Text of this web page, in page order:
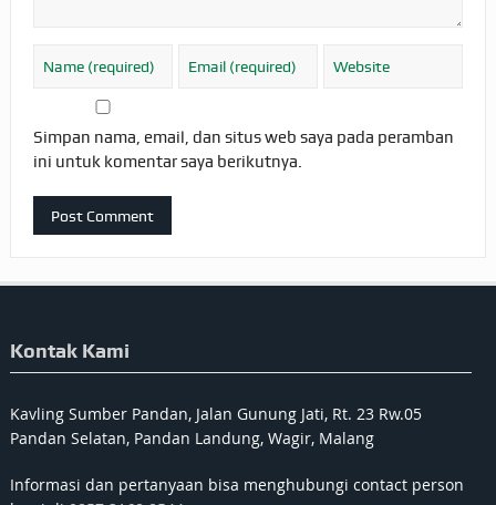
Simpan nama, email, dan situs web saya pada peramban
ini untuk komentar saya berikutnya.
Kontak Kami
Kavling Sumber Pandan, Jalan Gunung Jati, Rt. 23 Rw.05
Pandan Selatan, Pandan Landung, Wagir, Malang
Informasi dan pertanyaan bisa menghubungi contact person